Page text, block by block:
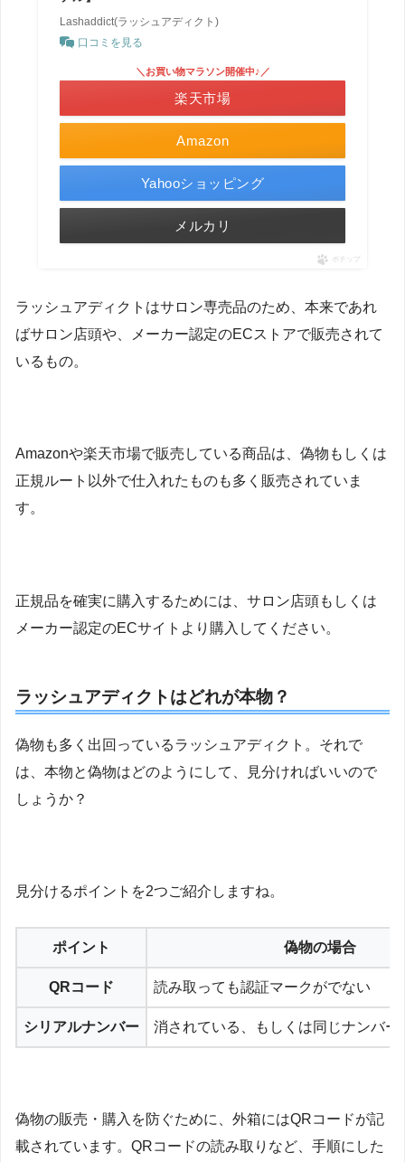
Lashaddict(ラッシュアディクト)
口コミを見る
Amazon
＼お買い物マラソン開催中♪／
楽天市場
Yahooショッピング
メルカリ
ポチップ
ラッシュアディクトはサロン専売品のため、本来であれ
ばサロン店頭や、メーカー認定のECストアで販売されて
いるもの。
Amazonや楽天市場で販売している商品は、偽物もしくは
正規ルート以外で仕入れたものも多く販売されていま
す。
正規品を確実に購入するためには、サロン店頭もしくは
メーカー認定のECサイトより購入してください。
ラッシュアディクトはどれが本物？
偽物も多く出回っているラッシュアディクト。それで
は、本物と偽物はどのようにして、見分ければいいので
しょうか？
見分けるポイントを2つご紹介しますね。
ポイント 偽物の場合
QRコード 読み取っても認証マークがでない
シリアルナンバー 消されている、もしくは同じナンバー
偽物の販売・購入を防ぐために、外箱にはQRコードが記
載されています。QRコードの読み取りなど、手順にした